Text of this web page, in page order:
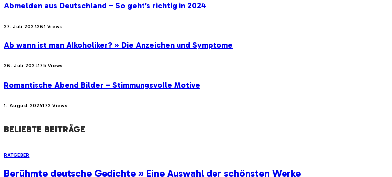
Abmelden aus Deutschland – So geht’s richtig in 2024
27. Juli 2024261Views
Ab wann ist man Alkoholiker? » Die Anzeichen und Symptome
26. Juli 2024175Views
Romantische Abend Bilder – Stimmungsvolle Motive
1. August 2024172Views
BELIEBTE BEITRÄGE
RATGEBER
Berühmte deutsche Gedichte » Eine Auswahl der schönsten Werke